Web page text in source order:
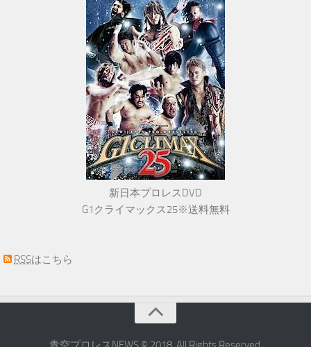
新日本プロレスDVD
G1クライマックス25※送料無料
RSSはこちら